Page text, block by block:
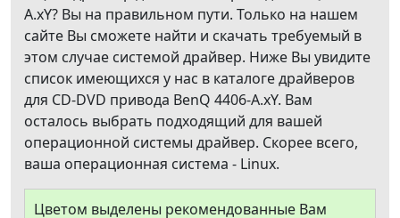
A.xY? Вы на правильном пути. Только на нашем
сайте Вы сможете найти и скачать требуемый в
этом случае системой драйвер. Ниже Вы увидите
список имеющихся у нас в каталоге драйверов
для CD-DVD привода BenQ 4406-A.xY. Вам
осталось выбрать подходящий для вашей
операционной системы драйвер. Скорее всего,
ваша операционная система - Linux.
Цветом выделены рекомендованные Вам